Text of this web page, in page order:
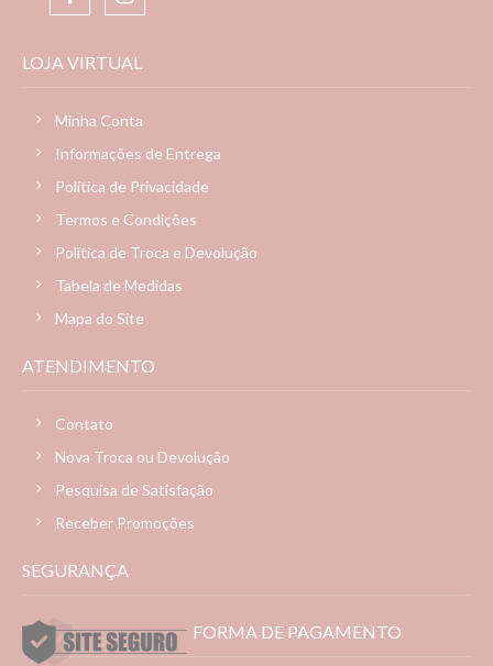
LOJA VIRTUAL
Minha Conta
Informações de Entrega
Política de Privacidade
Termos e Condições
Política de Troca e Devolução
Tabela de Medidas
Mapa do Site
ATENDIMENTO
Contato
Nova Troca ou Devolução
Pesquisa de Satisfação
Receber Promoções
SEGURANÇA
FORMA DE PAGAMENTO